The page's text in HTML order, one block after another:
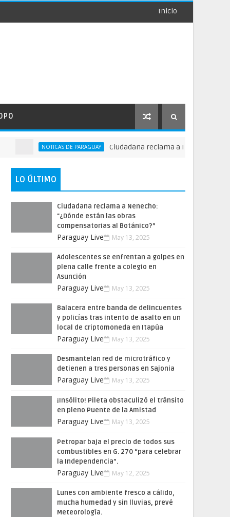
Inicio
NOTICAS DE PARAGUAY Ciudadana reclama a Nenecho: "¿Dónde
LO ÚLTIMO
Ciudadana reclama a Nenecho:
"¿Dónde están las obras
compensatorias al Botánico?”
Paraguay Live May 13, 2025
Adolescentes se enfrentan a golpes en
plena calle frente a colegio en
Asunción
Paraguay Live May 13, 2025
Balacera entre banda de delincuentes
y policías tras intento de asalto en un
local de criptomoneda en Itapúa
Paraguay Live May 13, 2025
Desmantelan red de microtráfico y
detienen a tres personas en Sajonia
Paraguay Live May 13, 2025
¡Insólito! Pileta obstaculizó el tránsito
en pleno Puente de la Amistad
Paraguay Live May 13, 2025
Petropar baja el precio de todos sus
combustibles en G. 270 “para celebrar
la Independencia”.
Paraguay Live May 12, 2025
Lunes con ambiente fresco a cálido,
mucha humedad y sin lluvias, prevé
Meteorología.